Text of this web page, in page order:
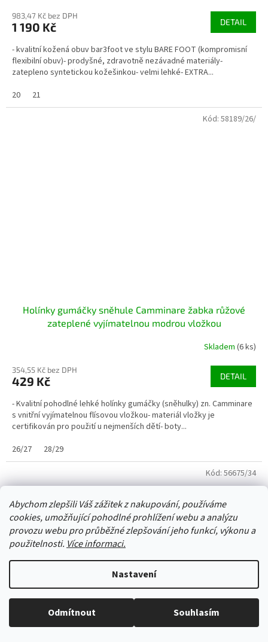
Abychom zlepšili Váš zážitek z nakupování, používáme
cookies, umožňující pohodlné prohlížení webu a analýzu
provozu webu pro průběžné zlepšování jeho funkcí, výkonu a
použitelnosti. Více informaci.
Nastavení
Odmítnout Souhlasím
983,47 Kč bez DPH
1 190 Kč DETAIL
- kvalitní kožená obuv bar3foot ve stylu BARE FOOT (kompromisní
flexibilní obuv)- prodyšné, zdravotně nezávadné materiály-
zatepleno syntetickou kožešinkou- velmi lehké- EXTRA...
20
21
Holínky gumáčky sněhule Camminare žabka růžové
zateplené vyjímatelnou modrou vložkou
Skladem (6 ks)
354,55 Kč bez DPH
429 Kč DETAIL
- Kvalitní pohodlné lehké holínky gumáčky (sněhulky) zn. Camminare
s vnitřní vyjímatelnou flísovou vložkou- materiál vložky je
certifikován pro použití u nejmenších dětí- boty...
26/27
28/29
Kód: 58189/26/
Kód: 56675/34